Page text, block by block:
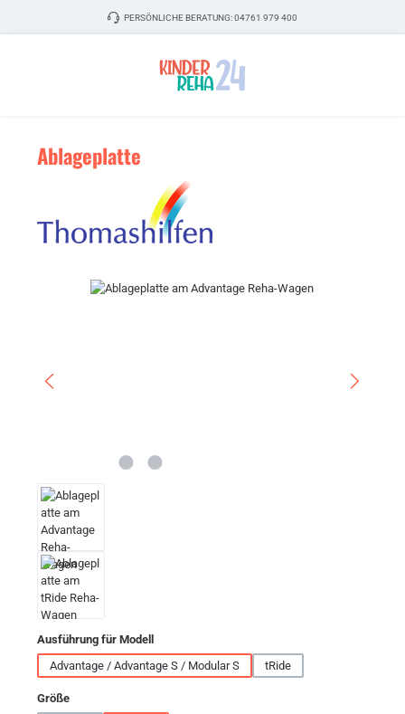
Zum Hauptinhalt springenPERSÖNLICHE BERATUNG:04761 979 400
Ablageplatte
Bildergalerie überspringen
Ausführung für Modellauswählen
Advantage / Advantage S / Modular S
tRide
Größeauswählen